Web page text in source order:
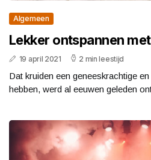
Algemeen
Lekker ontspannen
19 april 2021 2 min leestijd
Dat kruiden een geneeskrachtige
hebben, werd al eeuwen geleden